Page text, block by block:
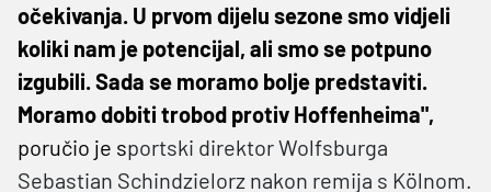
očekivanja. U prvom dijelu sezone smo vidjeli
koliki nam je potencijal, ali smo se potpuno
izgubili. Sada se moramo bolje predstaviti.
Moramo dobiti trobod protiv Hoffenheima",
poručio je sportski direktor Wolfsburga
Sebastian Schindzielorz nakon remija s Kölnom.